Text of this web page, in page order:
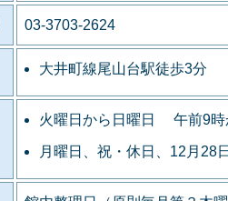
03-3703-2624
大井町線尾山台駅徒歩3分
火曜日から日曜日 午前9時
月曜日、祝・休日、12月